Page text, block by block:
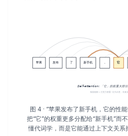
图 4 · “苹果发布了新手机，它的
把“它”的权重更多分配给“新手机”而
懂代词学，而是它能通过上下文关系